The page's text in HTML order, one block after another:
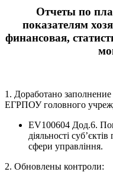
Отчеты по
показателям
финансовая,
1. Доработано
ЕГРПОУ головного
EV100604 Дод.6.
діяльності
сфери управління.
2. Обновлены контроли: